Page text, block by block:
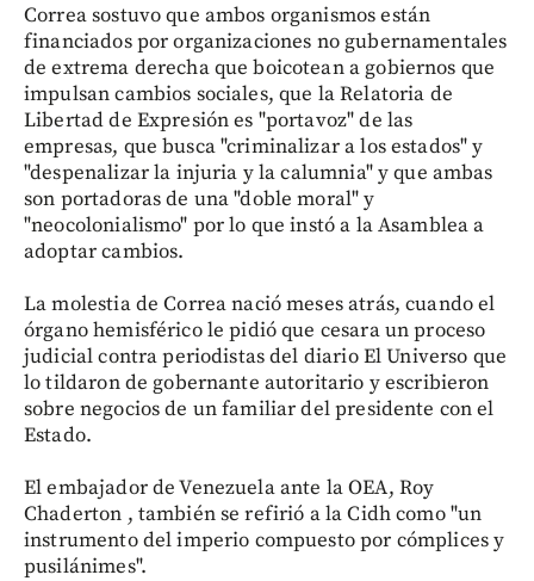
Correa sostuvo que ambos organismos están
financiados por organizaciones no gubernamentales
de extrema derecha que boicotean a gobiernos que
impulsan cambios sociales, que la Relatoria de
Libertad de Expresión es "portavoz" de las
empresas, que busca "criminalizar a los estados" y
"despenalizar la injuria y la calumnia" y que ambas
son portadoras de una "doble moral" y
"neocolonialismo" por lo que instó a la Asamblea a
adoptar cambios.
La molestia de Correa nació meses atrás, cuando el
órgano hemisférico le pidió que cesara un proceso
judicial contra periodistas del diario El Universo que
lo tildaron de gobernante autoritario y escribieron
sobre negocios de un familiar del presidente con el
Estado.
El embajador de Venezuela ante la OEA, Roy
Chaderton , también se refirió a la Cidh como "un
instrumento del imperio compuesto por cómplices y
pusilánimes".